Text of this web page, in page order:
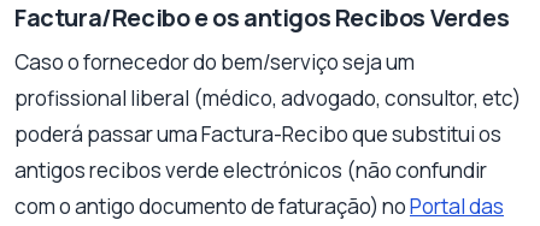
Factura/Recibo e os antigos Recibos Verdes
Caso o fornecedor do bem/serviço seja um
profissional liberal (médico, advogado, consultor, etc)
poderá passar uma Factura-Recibo que substitui os
antigos recibos verde electrónicos (não confundir
com o antigo documento de faturação) noPortal das